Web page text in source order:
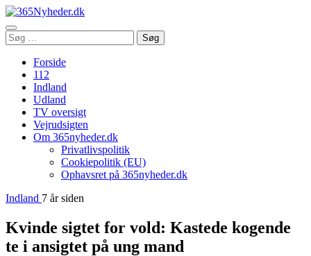
Åbn
menu
Søg
efter:
Søg
Forside
112
Indland
Udland
TV oversigt
Vejrudsigten
Om 365nyheder.dk
Privatlivspolitik
Cookiepolitik (EU)
Ophavsret på 365nyheder.dk
Indland 7 år siden
Kvinde sigtet for vold: Kastede kogende
te i ansigtet på ung mand